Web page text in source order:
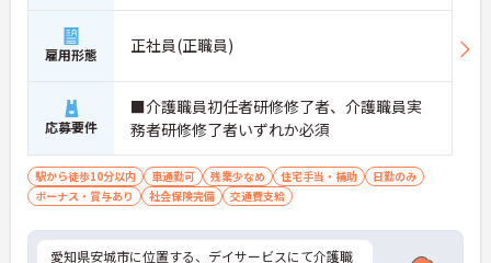
雇用形態 正社員(正職員)
応募要件
■介護職員初任者研修修了者、介護職員実
務者研修修了者いずれか必須
駅から徒歩10分以内 車通勤可 残業少なめ 住宅手当・補助
日勤のみ
ボーナス・賞与あり
社会保険完備 交通費支給
愛知県安城市に位置する、デイサービスにて介護職